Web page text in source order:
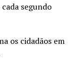
segundo
os cidadãos em